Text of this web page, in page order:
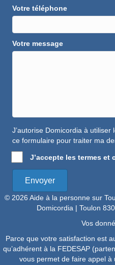
Votre téléphone
Votre message
J’autorise Domicordia à
ce formulaire pour traiter ma
J’accepte les termes
Envoyer
© 2026 Aide à la personne sur
Domicordia | Toulon
Vos
Parce que votre satisfaction est
qu’adhérent à la FEDESAP
vous permet de faire appel à